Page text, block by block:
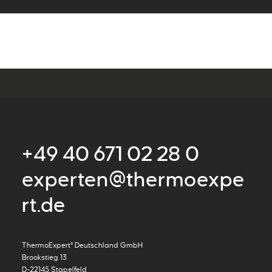
+49 40 671 02 28 0
experten@thermoexpe
rt.de
ThermoExpert° Deutschland GmbH
Brookstieg 13
D-22145 Stapelfeld